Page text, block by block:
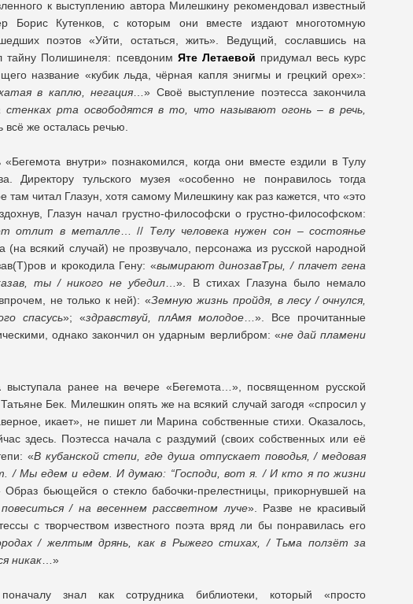
к выступлению автора Милешкину рекомендовал известный
Борис Кутенков, с которым они вместе издают многотомную
поэтов «Уйти, остаться, жить». Ведущий, сославшись на
тайну Полишинеля: псевдоним Яте Летаевой придумал весь курс
название «кубик льда, чёрная капля энигмы и грецкий орех»:
в каплю, негация …» Своё выступление поэтесса закончила
стенках рта освободятся в то, что называют огонь – в речь,
всё же осталась речью.
«Бегемота внутри» познакомился, когда они вместе ездили в Тулу
Директору тульского музея «особенно не понравилось тогда
там читал Глазун, хотя самому Милешкину как раз кажется, что «это
Глазун начал грустно-философски о грустно-философском:
отлит в металле… // Телу человека нужен сон – состоянье
(на всякий случай) не прозвучало, персонажа из русской народной
и крокодила Гену: «вымирают динозавТры, / плачет гена
ты / никого не убедил …». В стихах Глазуна было немало
не только к ней): «Земную жизнь пройдя, в лесу / очнулся,
спасусь»; «здравствуй, плАмя молодое …». Все прочитанные
однако закончил он ударным верлибром: «не дай пламени
выступала ранее на вечере «Бегемота…», посвященном русской
Бек. Милешкин опять же на всякий случай загодя «спросил у
икает», не пишет ли Марина собственные стихи. Оказалось,
здесь. Поэтесса начала с раздумий (своих собственных или её
«В кубанской степи, где душа отпускает поводья, / медовая
/ Мы едем и едем. И думаю: “Господи, вот я. / И кто я по жизни
Образ бьющейся о стекло бабочки-прелестницы, прикорнувшей на
/ на весеннем рассветном луче». Разве не красивый
с творчеством известного поэта вряд ли бы понравилась его
/ желтым дрянь, как в Рыжего стихах, / Тьма ползёт за
никак …»
знал как сотрудника библиотеки, который «просто